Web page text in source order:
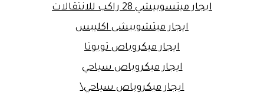
ايجار ميتسوبيشي 28 راكب للانتقالات
ايجار ميتشوبيشى اكليبس
ايجار ميكروباص تويوتا
ايجار ميكروباص سياحي
ايجار ميكروباص سياحي\